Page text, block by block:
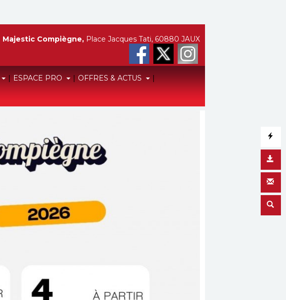
| ESPACE PRO | OFFRES & ACTUS
|
Majestic Compiègne, Place Jacques Tati, 60880 JAUX